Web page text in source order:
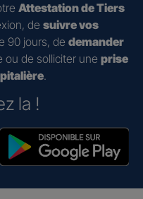
Attestation de Tiers
de suivre vos
90 jours, de demander
ou de solliciter une prise
.
la !